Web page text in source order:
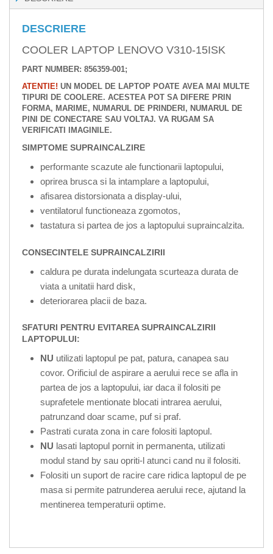
DESCRIERE
COOLER LAPTOP LENOVO V310-15ISK
PART NUMBER: 856359-001;
ATENTIE! UN MODEL DE LAPTOP POATE AVEA MAI MULTE
TIPURI DE COOLERE. ACESTEA POT SA DIFERE PRIN
FORMA, MARIME, NUMARUL DE PRINDERI, NUMARUL DE
PINI DE CONECTARE SAU VOLTAJ. VA RUGAM SA
VERIFICATI IMAGINILE.
SIMPTOME SUPRAINCALZIRE
performante scazute ale functionarii laptopului,
oprirea brusca si la intamplare a laptopului,
afisarea distorsionata a display-ului,
ventilatorul functioneaza zgomotos,
tastatura si partea de jos a laptopului supraincalzita.
CONSECINTELE SUPRAINCALZIRII
caldura pe durata indelungata scurteaza durata de
viata a unitatii hard disk,
deteriorarea placii de baza.
SFATURI PENTRU EVITAREA SUPRAINCALZIRII
LAPTOPULUI:
NU utilizati laptopul pe pat, patura, canapea sau
covor. Orificiul de aspirare a aerului rece se afla in
partea de jos a laptopului, iar daca il folositi pe
suprafetele mentionate blocati intrarea aerului,
patrunzand doar scame, puf si praf.
Pastrati curata zona in care folositi laptopul.
NU lasati laptopul pornit in permanenta, utilizati
modul stand by sau opriti-l atunci cand nu il folositi.
Folositi un suport de racire care ridica laptopul de pe
masa si permite patrunderea aerului rece, ajutand la
mentinerea temperaturii optime.